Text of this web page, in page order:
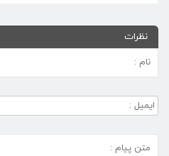
نظرات